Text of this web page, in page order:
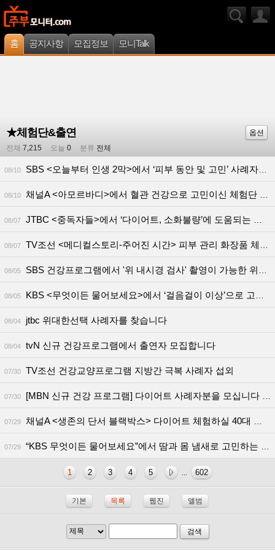
홈 공지사항 모집정보 모니Talk
★체험단&출연
옵션
전체 7,215 오늘 0 분류 전체
08/10 SBS <오늘부터 인생 2막>에서 ‘피부 동안 및 고민’ 사례자를 모집합니다!
08/10 채널A <아모르바디>에서 혈관 건강으로 고민이신 체험단 모십니다(출연료 30만원, 건강식품 폴리코사놀 제공)
08/07 JTBC <중독자들>에서 ‘다이어트, 소화불량’에 도움되는 제품 체험단 모십니다
08/07 TV조선 <메디컬스토리-주어진 시간> 피부 관리 화장품 체험단 모집!
08/05 SBS 건강프로그램에서 '위 내시경 검사' 촬영이 가능한 위가 불편한 사례자(위염 등)를 모집합니다!
08/05 KBS <무엇이든 물어보세요>에서 ‘걸음걸이 이상’으로 고민하는 50~70대 사례자를 찾습니다!
08/04 jtbc 위대한선택 사례자를 찾습니다
08/04 tvN 신규 건강프로그램에서 출연자 모집합니다
07/30 TV조선 건강교양프로그램 지방간 극복 사례자 섭외
07/30 [MBN 신규 건강 프로그램] 다이어트 사례자분을 모십니다 (출연료o)
07/29 채널A <생존의 단서 블랙박스> 다이어트 체험하실 40대 여성분을 찾습니다
07/29 “KBS 무엇이든 물어보세요”에서 땀과 몸 냄새로 고민하는 사례자를 찾습니다!
1 2 3 4 5 ... 602
기본 목록 웹진 앨범
검색